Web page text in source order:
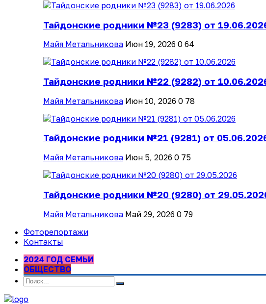
Тайдонские родники №23 (9283) от
Майя Метальникова Июн 19, 2026 0 64
Тайдонские родники №22 (9282) от
Майя Метальникова Июн 10, 2026 0 78
Тайдонские родники №21 (9281) от
Майя Метальникова Июн 5, 2026 0 75
Тайдонские родники №20 (9280) от
Майя Метальникова Май 29, 2026 0 79
Фоторепортажи
Контакты
2024 ГОД СЕМЬИ
ОБЩЕСТВО